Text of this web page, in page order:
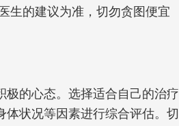
生的建议为准，切勿贪图便宜
极的心态。选择适合自己的治疗
状况等因素进行综合评估。切